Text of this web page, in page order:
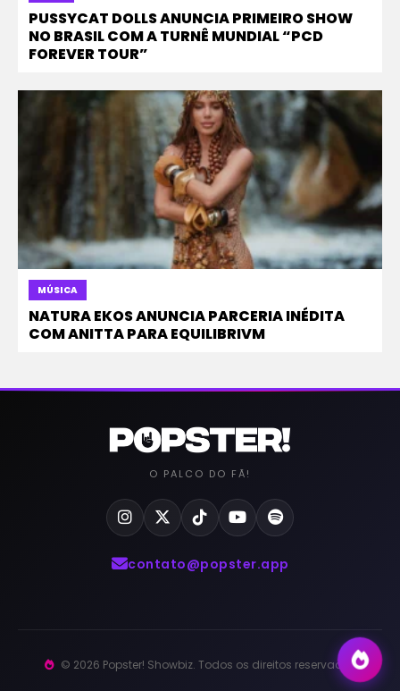
PUSSYCAT DOLLS ANUNCIA PRIMEIRO SHOW
NO BRASIL COM A TURNÊ MUNDIAL “PCD
FOREVER TOUR”
MÚSICA
NATURA EKOS ANUNCIA PARCERIA INÉDITA
COM ANITTA PARA EQUILIBRIVM
O PALCO DO FÃ!
contato@popster.app
© 2026 Popster! Showbiz. Todos os direitos reservados.